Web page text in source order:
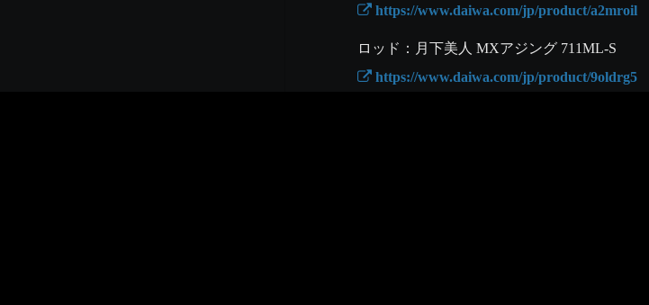
https://www.daiwa.com/jp/product/a2mroil
https://www.daiwa.com/jp/product/9oldrg5